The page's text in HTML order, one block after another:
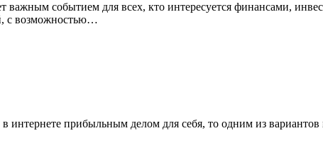
событием для всех, кто интересуется финансами,
с возможностью…
интернете прибыльным делом для себя, то одним из